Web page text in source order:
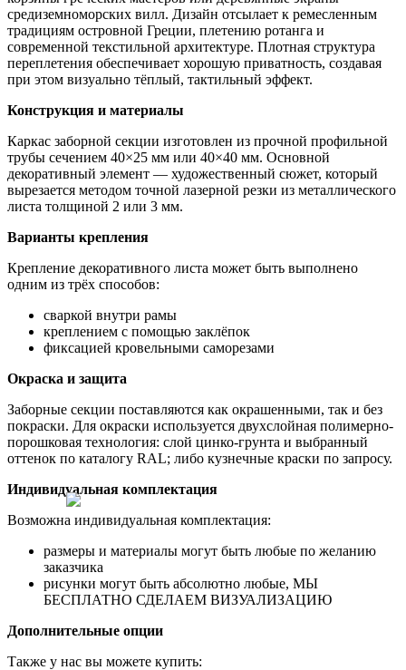
средиземноморских вилл. Дизайн отсылает к ремесленным
традициям островной Греции, плетению ротанга и
современной текстильной архитектуре. Плотная структура
переплетения обеспечивает хорошую приватность, создавая
при этом визуально тёплый, тактильный эффект.
Конструкция и материалы
Каркас заборной секции изготовлен из прочной профильной
трубы сечением 40×25 мм или 40×40 мм. Основной
декоративный элемент — художественный сюжет, который
вырезается методом точной лазерной резки из металлического
листа толщиной 2 или 3 мм.
Варианты крепления
Крепление декоративного листа может быть выполнено
одним из трёх способов:
сваркой внутри рамы
креплением с помощью заклёпок
фиксацией кровельными саморезами
Окраска и защита
Заборные секции поставляются как окрашенными, так и без
покраски. Для окраски используется двухслойная полимерно-
порошковая технология: слой цинко-грунта и выбранный
оттенок по каталогу RAL; либо кузнечные краски по запросу.
Индивидуальная комплектация
Возможна индивидуальная комплектация:
размеры и материалы могут быть любые по желанию
заказчика
рисунки могут быть абсолютно любые, МЫ
БЕСПЛАТНО СДЕЛАЕМ ВИЗУАЛИЗАЦИЮ
Дополнительные опции
Также у нас вы можете купить: